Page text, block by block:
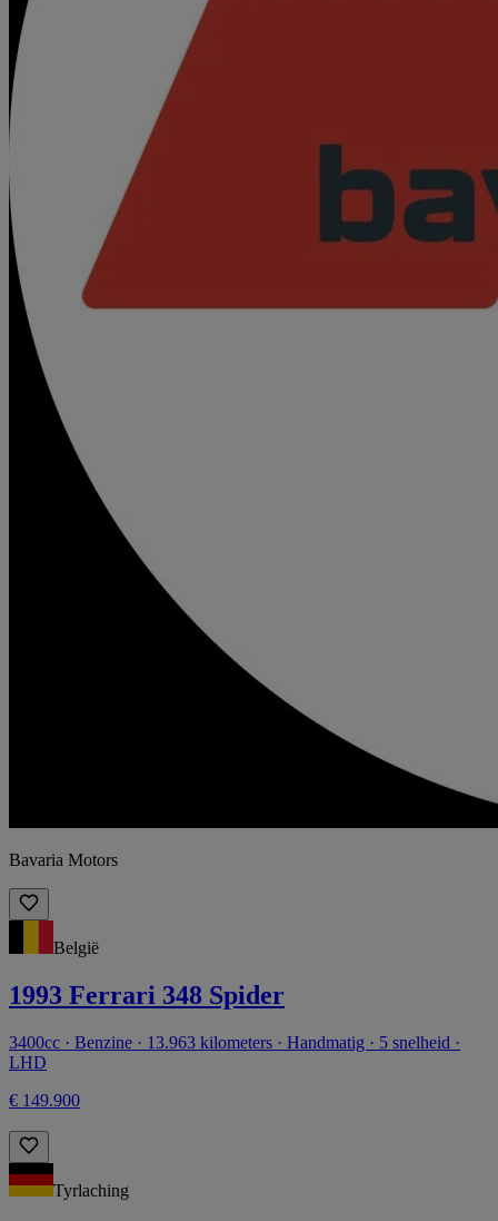
Bavaria Motors
België
1993 Ferrari 348 Spider
3400cc · Benzine · 13.963 kilometers · Handmatig · 5 snelheid ·
LHD
€ 149.900
Tyrlaching